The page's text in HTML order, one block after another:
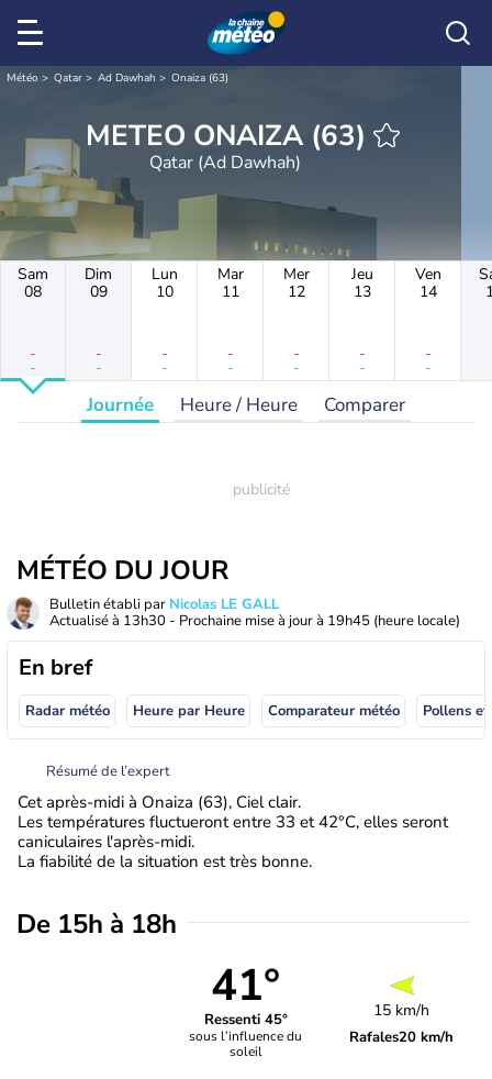
Météo Qatar Ad Dawhah Onaiza (63)
METEO ONAIZA (63)
Qatar (Ad Dawhah)
Sam
08
-
-
Dim
09
-
-
Lun
10
-
-
Mar
11
-
-
Mer
12
-
-
Jeu
13
-
-
Ven
14
-
-
Journée Heure / Heure Comparer
MÉTÉO DU JOUR
Bulletin établi par Nicolas LE GALL
Actualisé à 13h30 - Prochaine mise à jour à 19h45 (heure locale)
En bref
Radar météo Heure par Heure Comparateur météo Pollens
Résumé de l’expert
Cet après-midi à Onaiza (63), Ciel clair.
Les températures fluctueront entre 33 et 42°C, elles seront
caniculaires l'après-midi.
La fiabilité de la situation est très bonne.
De 15h à 18h
41°
Ressenti 45°
sous l’influence du
soleil
15 km/h
Rafales20 km/h